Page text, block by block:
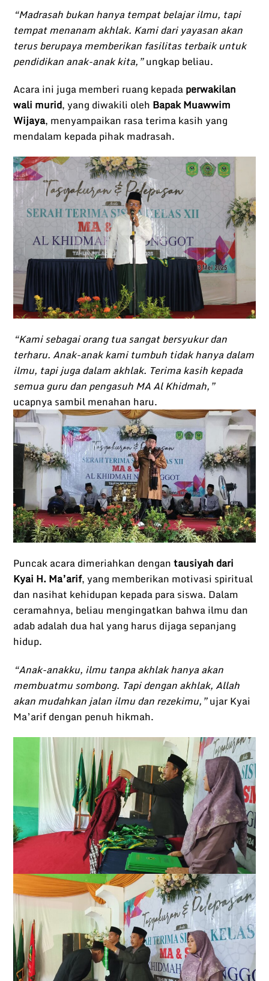
“Madrasah bukan hanya tempat belajar ilmu, tapi
tempat menanam akhlak. Kami dari yayasan akan
terus berupaya memberikan fasilitas terbaik untuk
pendidikan anak-anak kita,”ungkap beliau.
Acara ini juga memberi ruang kepadaperwakilan
wali murid, yang diwakili oleh Bapak Muawwim
Wijaya, menyampaikan rasa terima kasih yang
mendalam kepada pihak madrasah.
“Kami sebagai orang tua sangat bersyukur dan
terharu. Anak-anak kami tumbuh tidak hanya dalam
ilmu, tapi juga dalam akhlak. Terima kasih kepada
semua guru dan pengasuh MA Al Khidmah,”
ucapnya sambil menahan haru.
Puncak acara dimeriahkan dengantausiyah dari
Kyai H. Ma’arif, yang memberikan motivasi spiritual
dan nasihat kehidupan kepada para siswa. Dalam
ceramahnya, beliau mengingatkan bahwa ilmu dan
adab adalah dua hal yang harus dijaga sepanjang
hidup.
“Anak-anakku, ilmu tanpa akhlak hanya akan
membuatmu sombong. Tapi dengan akhlak, Allah
akan mudahkan jalan ilmu dan rezekimu,”ujar Kyai
Ma’arif dengan penuh hikmah.